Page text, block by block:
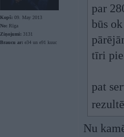
Kopš: 09. May 2013
No: Rīga
Ziņojumi: 3131
Braucu ar: e34 un e91 kuuc
par
būs ok
tīri
pat
Nu